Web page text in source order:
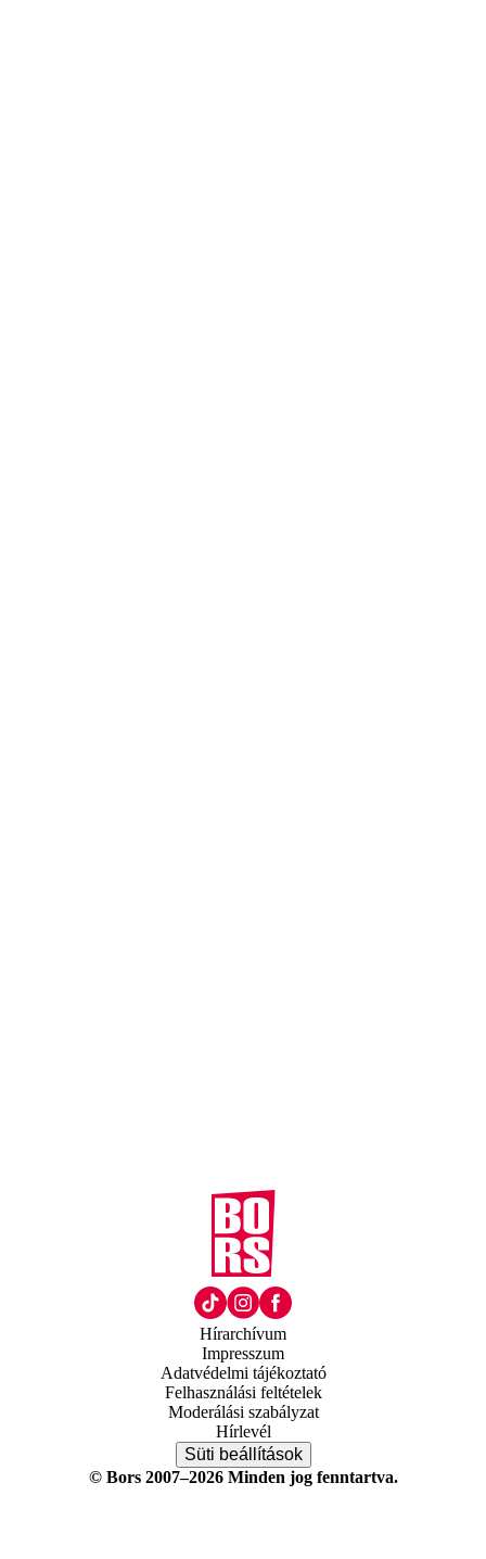
Hírarchívum
Impresszum
Adatvédelmi tájékoztató
Felhasználási feltételek
Moderálási szabályzat
Hírlevél
Süti beállítások
© Bors 2007–2026 Minden jog fenntartva.